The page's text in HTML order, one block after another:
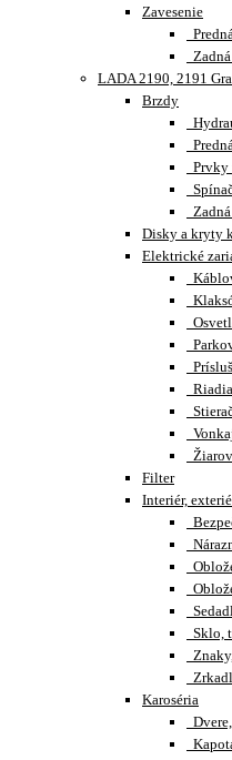
Zavesenie
LADA 2190, 2191
Brzdy
Prvky
Disky a kryty
Elektrické
Filter
Interiér,
Sklo,
Karoséria